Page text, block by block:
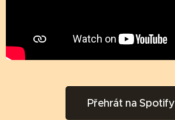
Přehrát na Spotify